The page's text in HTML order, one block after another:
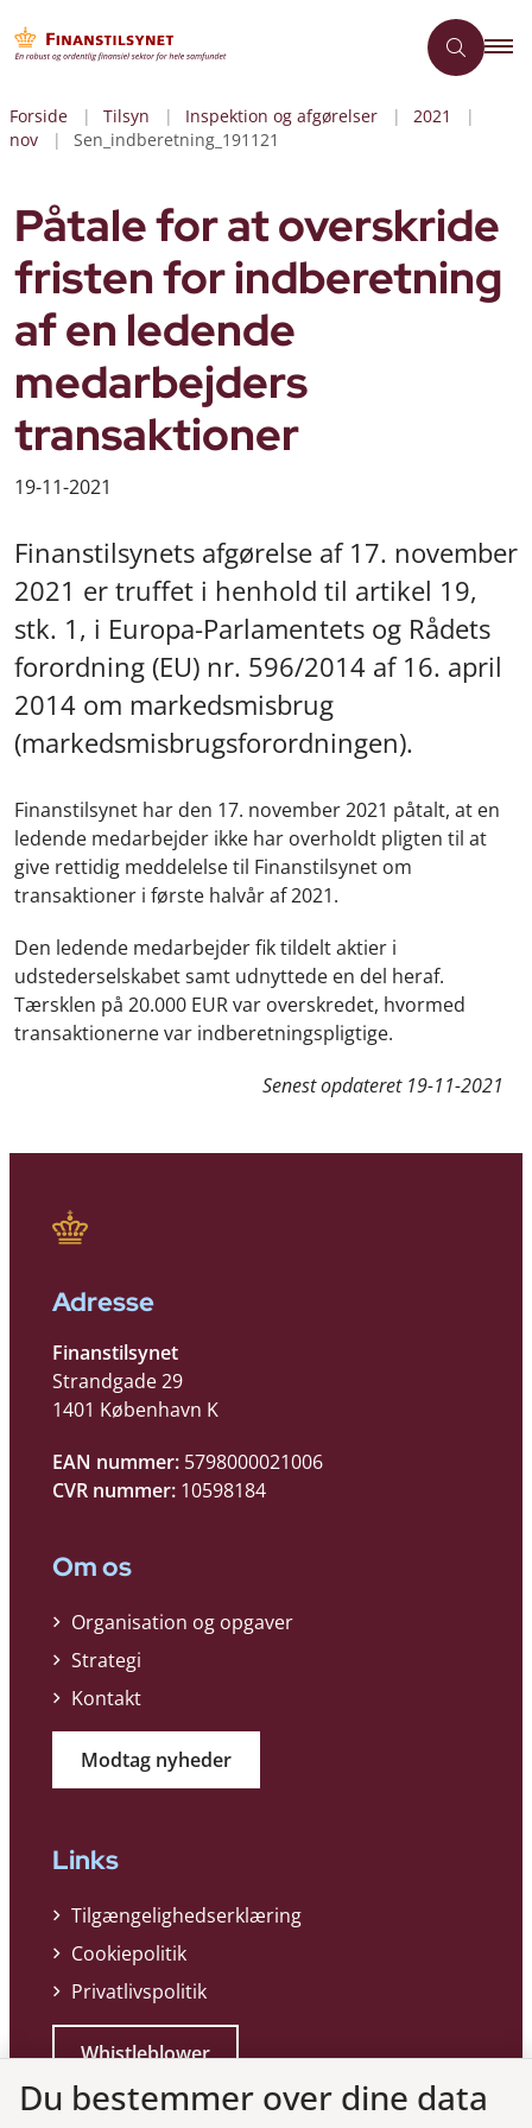
Forside Tilsyn Inspektion og afgørelser
2021
nov
Sen_indberetning_191121
Påtale for at overskride
fristen for indberetning
af en ledende
medarbejders
transaktioner
19-11-2021
Finanstilsynets afgørelse af 17. november
2021 er truffet i henhold til artikel 19,
stk. 1, i Europa-Parlamentets og Rådets
forordning (EU) nr. 596/2014 af 16. april
2014 om markedsmisbrug
(markedsmisbrugsforordningen).
Finanstilsynet har den 17. november 2021 påtalt, at en
ledende medarbejder ikke har overholdt pligten til at
give rettidig meddelelse til Finanstilsynet om
transaktioner i første halvår af 2021.
Den ledende medarbejder fik tildelt aktier i
udstederselskabet samt udnyttede en del heraf.
Tærsklen på 20.000 EUR var overskredet, hvormed
transaktionerne var indberetningspligtige.
Senest opdateret 19-11-2021
Adresse
Finanstilsynet
Strandgade 29
1401 København K
EAN nummer: 5798000021006
CVR nummer: 10598184
Om os
Organisation og opgaver
Strategi
Kontakt
Modtag nyheder
Links
Tilgængelighedserklæring
Cookiepolitik
Privatlivspolitik
Whistleblower
Du bestemmer over dine data